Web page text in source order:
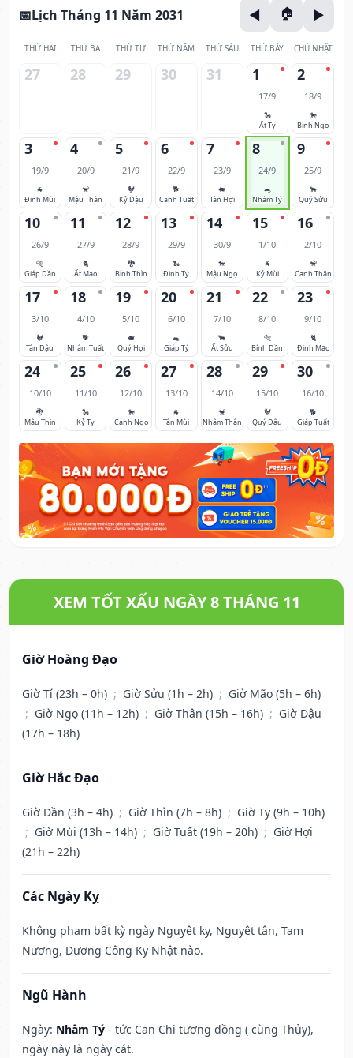
Lịch Tháng 11 Năm 2031
THỨ HAI THỨ BA THỨ TƯ THỨ NĂM THỨ SÁU THỨ BẢY CHỦ NHẬT
27 28 29 30 31 1
17/9
🐍
Ất Tỵ
2
18/9
🐎
Bính Ngọ
3
19/9
🐐
Đinh Mùi
4
20/9
🐒
Mậu Thân
5
21/9
🐓
Kỷ Dậu
6
22/9
🐕
Canh Tuất
7
23/9
🐖
Tân Hợi
8
24/9
🐀
Nhâm Tý
9
25/9
🐂
Quý Sửu
10
26/9
🐅
Giáp Dần
11
27/9
🐈
Ất Mão
12
28/9
🐉
Bính Thìn
13
29/9
🐍
Đinh Tỵ
14
30/9
🐎
Mậu Ngọ
15
1/10
🐐
Kỷ Mùi
16
2/10
🐒
Canh Thân
17
3/10
🐓
Tân Dậu
18
4/10
🐕
Nhâm Tuất
19
5/10
🐖
Quý Hợi
20
6/10
🐀
Giáp Tý
21
7/10
🐂
Ất Sửu
22
8/10
🐅
Bính Dần
23
9/10
🐈
Đinh Mão
24
10/10
🐉
Mậu Thìn
25
11/10
🐍
Kỷ Tỵ
26
12/10
🐎
Canh Ngọ
27
13/10
🐐
Tân Mùi
28
14/10
🐒
Nhâm Thân
29
15/10
🐓
Quý Dậu
30
16/10
🐕
Giáp Tuất
XEM TỐT XẤU NGÀY 8 THÁNG 11
Giờ Hoàng Đạo
Giờ Tí (23h – 0h) ; Giờ Sửu (1h – 2h) ; Giờ Mão (5h – 6h)
; Giờ Ngọ (11h – 12h) ; Giờ Thân (15h – 16h) ; Giờ Dậu
(17h – 18h)
Giờ Hắc Đạo
Giờ Dần (3h – 4h) ; Giờ Thìn (7h – 8h) ; Giờ Tỵ (9h – 10h)
; Giờ Mùi (13h – 14h) ; Giờ Tuất (19h – 20h) ; Giờ Hợi
(21h – 22h)
Các Ngày Kỵ
Không phạm bất kỳ ngày Nguyệt kỵ, Nguyệt tận, Tam
Nương, Dương Công Kỵ Nhật nào.
Ngũ Hành
Ngày: Nhâm Tý - tức Can Chi tương đồng ( cùng Thủy),
ngày này là ngày cát.